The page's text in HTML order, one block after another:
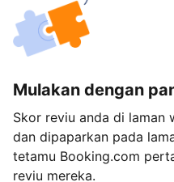
Mulakan dengan
Skor reviu anda di laman
dan dipaparkan pada
tetamu Booking.com
reviu mereka.